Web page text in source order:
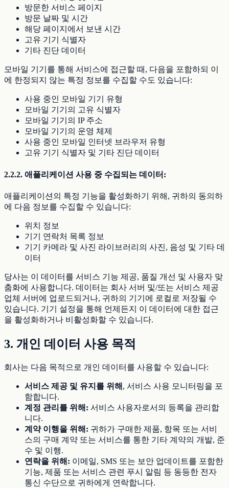
방문한 서비스 페이지
방문 날짜 및 시간
해당 페이지에서 보낸 시간
고유 기기 식별자
기타 진단 데이터
모바일 기기를 통해 서비스에 접근할 때, 다음을 포함하되 이
에 한정되지 않는 특정 정보를 수집할 수도 있습니다:
사용 중인 모바일 기기 유형
모바일 기기의 고유 식별자
모바일 기기의 IP 주소
모바일 기기의 운영 체제
사용 중인 모바일 인터넷 브라우저 유형
고유 기기 식별자 및 기타 진단 데이터
2.2.2. 애플리케이션 사용 중 수집되는 데이터:
애플리케이션의 특정 기능을 활성화하기 위해, 귀하의 동의하
에 다음 정보를 수집할 수 있습니다:
위치 정보
기기 연락처 목록 정보
기기 카메라 및 사진 라이브러리의 사진, 음성 및 기타 데
이터
당사는 이 데이터를 서비스 기능 제공, 품질 개선 및 사용자 맞
춤화에 사용합니다. 데이터는 회사 서버 및/또는 서비스 제공
업체 서버에 업로드되거나, 귀하의 기기에 로컬로 저장될 수
있습니다. 기기 설정을 통해 언제든지 이 데이터에 대한 접근
을 활성화하거나 비활성화할 수 있습니다.
3. 개인 데이터 사용 목적
회사는 다음 목적으로 개인 데이터를 사용할 수 있습니다:
서비스 제공 및 유지를 위해 , 서비스 사용 모니터링을 포
함합니다.
계정 관리를 위해: 서비스 사용자로서의 등록을 관리합
니다.
계약 이행을 위해: 귀하가 구매한 제품, 항목 또는 서비
스의 구매 계약 또는 서비스를 통한 기타 계약의 개발, 준
수 및 이행.
연락을 위해: 이메일, SMS 또는 보안 업데이트를 포함한
기능, 제품 또는 서비스 관련 푸시 알림 등 동등한 전자
통신 수단으로 귀하에게 연락합니다.